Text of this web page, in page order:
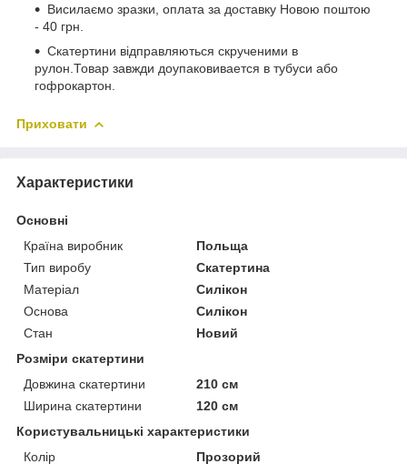
Висилаємо зразки, оплата за доставку Новою поштою
- 40 грн.
Скатертини відправляються скрученими в
рулон.Товар завжди доупаковивается в тубуси або
гофрокартон.
Приховати
Характеристики
Основні
Країна виробник
Польща
Тип виробу
Скатертина
Матеріал
Силікон
Основа
Силікон
Стан
Новий
Розміри скатертини
Довжина скатертини
210 см
Ширина скатертини
120 см
Користувальницькі характеристики
Колір
Прозорий